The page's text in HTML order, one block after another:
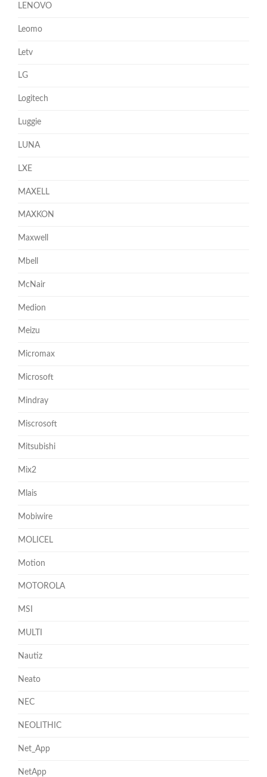
LENOVO
Leomo
Letv
LG
Logitech
Luggie
LUNA
LXE
MAXELL
MAXKON
Maxwell
Mbell
McNair
Medion
Meizu
Micromax
Microsoft
Mindray
Miscrosoft
Mitsubishi
Mix2
Mlais
Mobiwire
MOLICEL
Motion
MOTOROLA
MSI
MULTI
Nautiz
Neato
NEC
NEOLITHIC
Net_App
NetApp